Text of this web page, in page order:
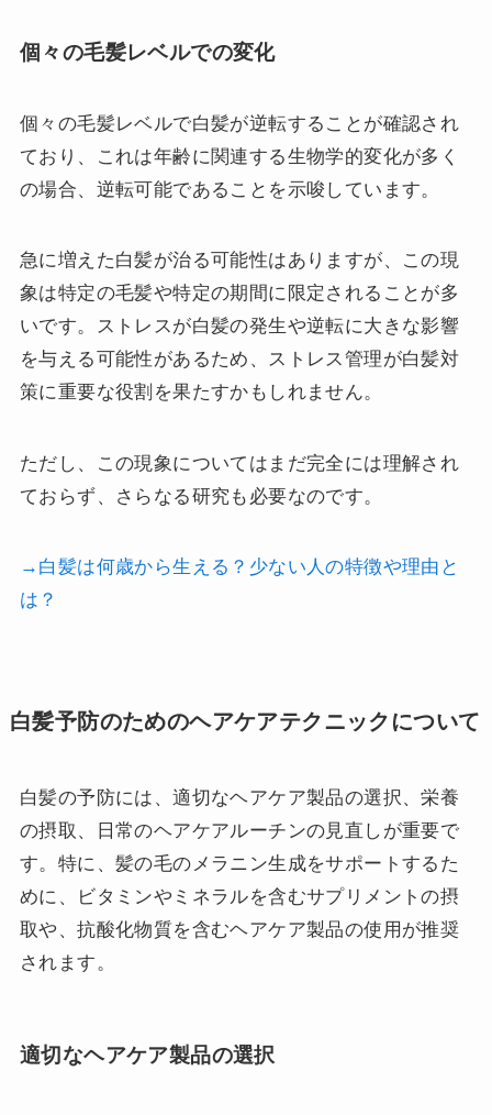
個々の毛髪レベルでの変化
個々の毛髪レベルで白髪が逆転することが確認され
ており、これは年齢に関連する生物学的変化が多く
の場合、逆転可能であることを示唆しています。
急に増えた白髪が治る可能性はありますが、この現
象は特定の毛髪や特定の期間に限定されることが多
いです。ストレスが白髪の発生や逆転に大きな影響
を与える可能性があるため、ストレス管理が白髪対
策に重要な役割を果たすかもしれません。
ただし、この現象についてはまだ完全には理解され
ておらず、さらなる研究も必要なのです。
→白髪は何歳から生える？少ない人の特徴や理由と
は？
白髪予防のためのヘアケアテクニックについて
白髪の予防には、適切なヘアケア製品の選択、栄養
の摂取、日常のヘアケアルーチンの見直しが重要で
す。特に、髪の毛のメラニン生成をサポートするた
めに、ビタミンやミネラルを含むサプリメントの摂
取や、抗酸化物質を含むヘアケア製品の使用が推奨
されます。
適切なヘアケア製品の選択